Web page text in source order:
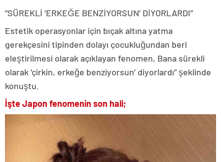
“SÜREKLİ ‘ERKEĞE BENZİYORSUN’ DİYORLARDI”
Estetik operasyonlar için bıçak altına yatma
gerekçesini tipinden dolayı çocukluğundan beri
eleştirilmesi olarak açıklayan fenomen, Bana sürekli
olarak ‘çirkin, erkeğe benziyorsun’ diyorlardı” şeklinde
konuştu.
İşte Japon fenomenin son hali;